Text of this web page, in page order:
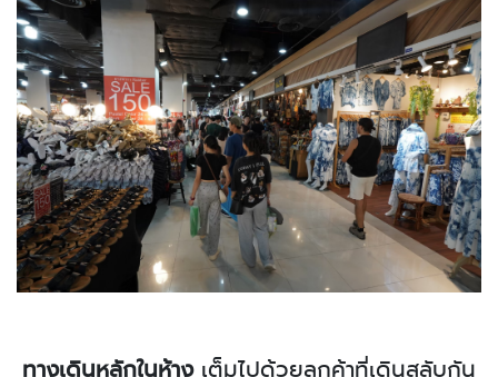
ทางเดินหลักในห้างเต็มไปด้วยลูกค้าที่เดินสลับกัน